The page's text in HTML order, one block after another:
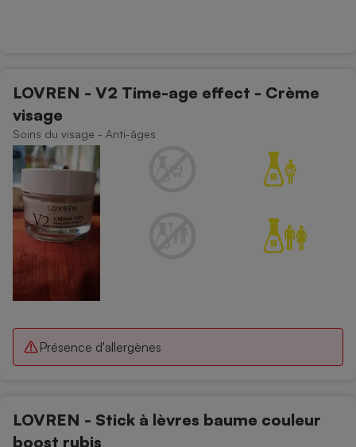
LOVREN - V2 Time-age effect - Crème
visage
Soins du visage - Anti-âges
Présence d'allergènes
LOVREN - Stick à lèvres baume couleur
boost rubis